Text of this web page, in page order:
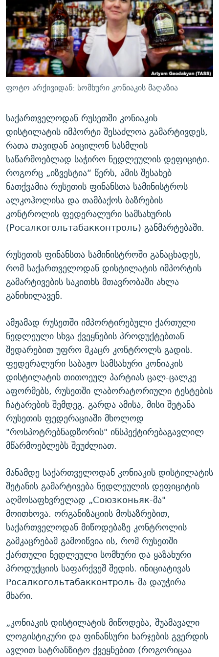
ᲛᲝᲚᲐᲞᲐᲠᲐᲙᲔ ᲢᲔᲥᲡᲢᲔᲑᲘ
ᲨᲘᲜ - ᲣᲪᲮᲝᲔᲗᲨᲘ
ᲚᲘᲢᲔᲠᲐᲢᲣᲠᲣᲚᲘ ᲬᲐᲮᲜᲐᲒᲔᲑᲘ
ᲐᲛᲔᲠᲘᲙᲣᲚᲘ ᲛᲝᲗᲮᲠᲝᲑᲐ
ᲘᲛᲞᲔᲠᲘᲐ ᲓᲐ ᲠᲐᲓᲘᲝ
ᲩᲔᲛᲘ ᲡᲘᲙᲕᲓᲘᲚᲘᲡ ᲛᲘᲖᲔᲖᲘᲐ COVID-19
11 ᲬᲔᲚᲘ - 11 ᲐᲛᲑᲐᲕᲘ
ᲡᲐᲞᲐᲠᲚᲐᲛᲔᲜᲢᲝ ᲐᲠᲩᲔᲕᲜᲔᲑᲘᲡ ᲘᲡᲢᲝᲠᲘᲐ
ᲑᲐᲕᲨᲕᲔᲑᲘ ᲞᲠᲝᲡᲢᲘᲢᲣᲪᲘᲐᲨᲘ - ᲐᲛᲝᲣᲗᲥᲛᲔᲚᲘ ᲐᲛᲑᲐᲕᲘ
5 ᲐᲛᲑᲐᲕᲘ - 20 ᲘᲕᲜᲘᲡᲡ ᲓᲐᲨᲐᲕᲔᲑᲣᲚᲔᲑᲘ
ПРИВЕТ ᲙᲣᲚᲢᲣᲠᲐ
ᲒᲐᲛᲝᲘᲬᲔᲠᲔ
რთე/რთ-ის ყველა საიტი
ფოტო არქივიდან: სომხური კონიაკის მაღაზია
საქართველოდან რუსეთში კონიაკის
დისტილატის იმპორტი შესაძლოა გამარტივდეს,
რათა თავიდან აიცილონ სასმლის
საწარმოებლად საჭირო ნედლეულის დეფიციტი.
როგორც „იზვესტია“ წერს, ამის შესახებ
ნათქვამია რუსეთის ფინანსთა სამინისტროს
ალკოჰოლისა და თამბაქოს ბაზრების
კონტროლის ფედერალური სამსახურის
(Росалкогольтабакконтроль) განმარტებაში.
რუსეთის ფინანსთა სამინისტროში განაცხადეს,
რომ საქართველოდან დისტილატის იმპორტის
გამარტივების საკითხს მთავრობაში ახლა
განიხილავენ.
ამჟამად რუსეთში იმპორტირებული ქართული
ნედლეული სხვა ქვეყნების პროდუქტებთან
შედარებით უფრო მკაცრ კონტროლს გადის.
ფედერალური საბაჟო სამსახური კონიაკის
დისტილატის თითოეულ პარტიას ცალ-ცალკე
აფორმებს, რუსეთში ლაბორატორიული ტესტების
ჩატარების შემდეგ. გარდა ამისა, მისი შეტანა
რუსეთის ფედერაციაში მხოლოდ
"როსპოტრებნადზორის" ინსპექტირებაგავლილ
მწარმოებლებს შეუძლიათ.
მანამდე საქართველოდან კონიაკის დისტილატის
შეტანის გამარტივება ნედლეულის დეფიციტის
აღმოსაფხვრელად „Союзконьяк-მა"
მოითხოვა. ორგანიზაციის მოსაზრებით,
საქართველოდან მიწოდებაზე კონტროლის
გამკაცრებამ გამოიწვია ის, რომ რუსეთში
ქართული ნედლეული სომხური და ყაზახური
პროდუქციის საფარქვეშ შედის. ინიციატივას
Росалкогольтабакконтроль-მა დაუჭირა
მხარი.
„კონიაკის დისტილატის მიწოდება, შუამავალი
ლოგისტიკური და ფინანსური ხარჯების გვერდის
ავლით სატრანზიტო ქვეყნებით (როგორიცაა